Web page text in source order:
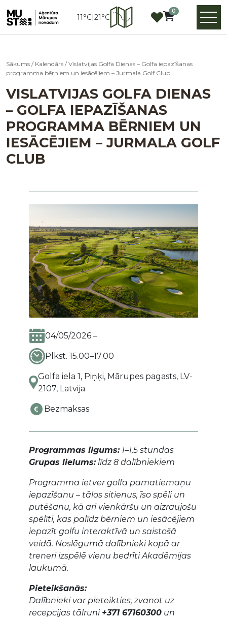
11°C|21°C
0
Sākums / Kalendārs /Vislatvijas Golfa Dienas – Golfa iepazīšanas
programma bērniem un iesācējiem – Jurmala Golf Club
VISLATVIJAS GOLFA DIENAS
– GOLFA IEPAZĪŠANAS
PROGRAMMA BĒRNIEM UN
IESĀCĒJIEM – JURMALA GOLF
CLUB
04/05/2026 –
Plkst. 15.00–17.00
Golfa iela 1, Piņķi, Mārupes pagasts, LV-
2107, Latvija
Bezmaksas
Programmas ilgums:1–1,5 stundas
Grupas lielums:līdz 8 dalībniekiem
Programma ietver golfa pamatiemaņu
iepazīšanu – tālos sitienus, īso spēli un
putēšanu, kā arī vienkāršu un aizraujošu
spēlīti, kas palīdz bērniem un iesācējiem
iepazīt golfu interaktīvā un saistošā
veidā. Noslēgumā dalībnieki kopā ar
treneri izspēlē vienu bedrīti Akadēmijas
laukumā.
Pieteikšanās:
Dalībnieki var pieteikties, zvanot uz
recepcijas tālruni +371 67160300un